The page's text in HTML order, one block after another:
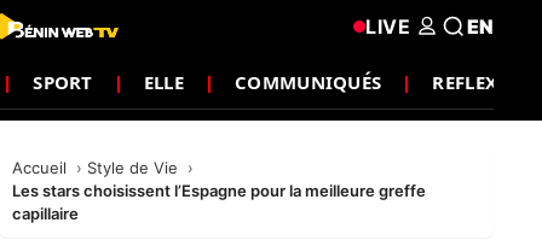
SPORT ELLE COMMUNIQUÉS REFLEXION
LIVE EN
Accueil
Style de Vie
Les stars choisissent l’Espagne pour la meilleure greffe
capillaire